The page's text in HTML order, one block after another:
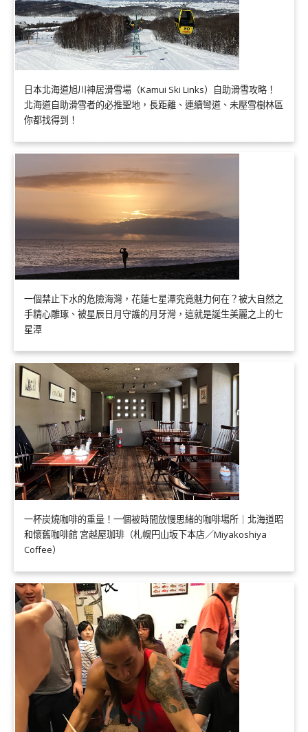
日本北海道旭川神居滑雪場（Kamui Ski Links）自助滑雪攻略！
北海道自助滑雪者的必推聖地，長距離、連續彎道、未壓雪樹林區
你都找得到！
一個禁止下水的危險海灣，花蓮七星潭究竟魅力何在？被大自然之
手精心雕琢、被星辰日月守護的月牙灣，這就是誕生美麗之上的七
星潭
一杯炭燒咖啡的重量！一個被時間放慢思緒的咖啡場所｜北海道昭
和懷舊咖啡館 宮越屋珈琲（札幌円山坂下本店／Miyakoshiya
Coffee）